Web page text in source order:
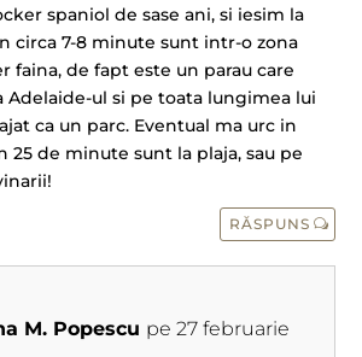
spaniol de sase ani, si iesim la
circa 7-8 minute sunt intr-o zona
faina, de fapt este un parau care
Adelaide-ul si pe toata lungimea lui
ca un parc. Eventual ma urc in
25 de minute sunt la plaja, sau pe
RĂSPUNS
M. Popescu pe 27 februarie